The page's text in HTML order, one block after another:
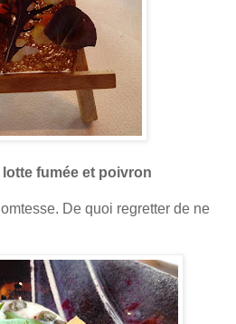
fumée et poivron
De quoi regretter de ne